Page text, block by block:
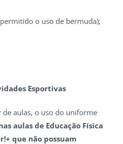
o uso de bermuda);
Esportivas
aulas, o uso do uniforme
aulas de Educação Física
que não possuam